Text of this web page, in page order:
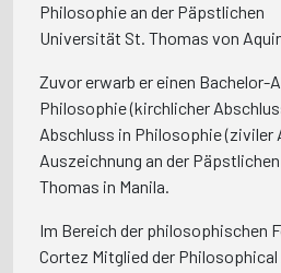
Philosophie an der Päpstlichen
Universität St. Thomas von
Zuvor erwarb er einen Bachelor-
Philosophie (kirchlicher
Abschluss in Philosophie (ziviler
Auszeichnung an der
Thomas in Manila.
Im Bereich der philosophischen
Cortez Mitglied der